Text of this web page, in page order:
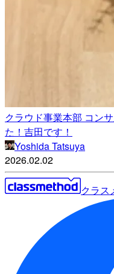
クラウド事業本部 コン
た！吉田です！
Yoshida Tatsuya
2026.02.02
クラス